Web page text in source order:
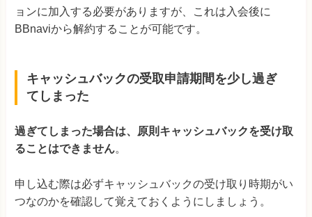
ョンに加入する必要がありますが、これは入会後に
BBnaviから解約することが可能です。
キャッシュバックの受取申請期間を少し過ぎ
てしまった
過ぎてしまった場合は、原則キャッシュバックを受け取
ることはできません。
申し込む際は必ずキャッシュバックの受け取り時期がい
つなのかを確認して覚えておくようにしましょう。